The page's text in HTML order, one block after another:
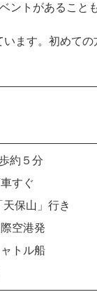
ントがあること
ます。初めて
約５分
すぐ
保山」行き
空港発
トル船